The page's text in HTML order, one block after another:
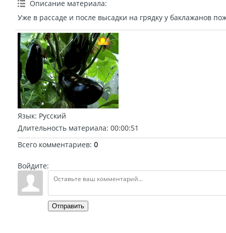
Описание материала:
Уже в рассаде и после высадки на грядку у баклажанов
Язык: Русский
Длительность материала: 00:00:51
Всего комментариев: 0
Войдите:
Отправить